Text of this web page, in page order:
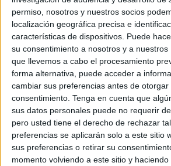
permiso, nosotros y nuestros socios
localización geográfica precisa e
características de dispositivos. Puede
su consentimiento a nosotros y a nuestros
que llevemos a cabo el procesamiento
forma alternativa, puede acceder a
cambiar sus preferencias antes de otorgar
consentimiento. Tenga en cuenta que
sus datos personales puede no requerir
pero usted tiene el derecho de rechazar
preferencias se aplicarán solo a este sitio
sus preferencias o retirar su
momento volviendo a este sitio y
-Una persona se ríe, de promedio 13
(Interesante dato a tener en cuenta
enfado de la pareja, por ejemplo.
haya otros signos que le indiquen a
cabreómetro ese día que le eviten
su amad@. No nos dé las gracias, es
vocación de servicio público).
-Las uñas de las manos crecen 4
que la de los pies.